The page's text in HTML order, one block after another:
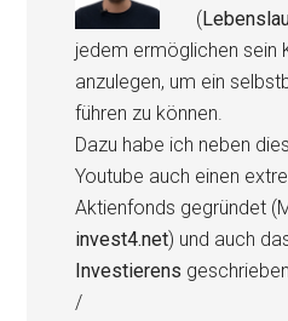
(
jedem ermöglichen sein
anzulegen, um ein
führen zu können.
Dazu habe ich neben
Youtube auch einen
Aktienfonds gegründet
invest4.net) und auch
Investierens
/